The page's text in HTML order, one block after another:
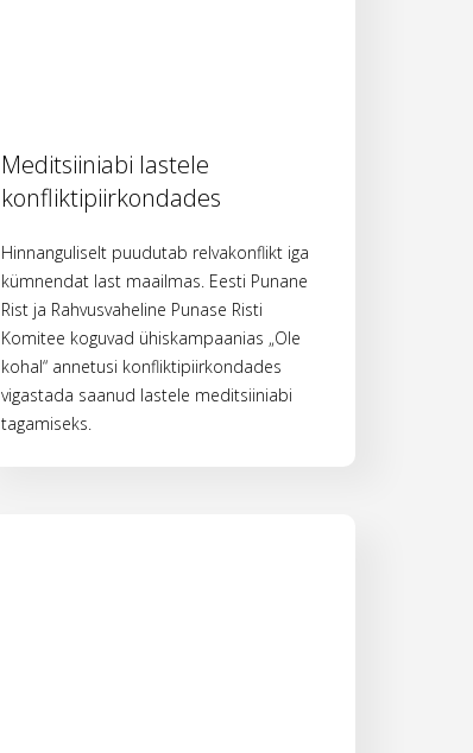
Meditsiiniabi lastele
konfliktipiirkondades
Hinnanguliselt puudutab relvakonflikt iga
kümnendat last maailmas. Eesti Punane
Rist ja Rahvusvaheline Punase Risti
Komitee koguvad ühiskampaanias „Ole
kohal“ annetusi konfliktipiirkondades
vigastada saanud lastele meditsiiniabi
tagamiseks.